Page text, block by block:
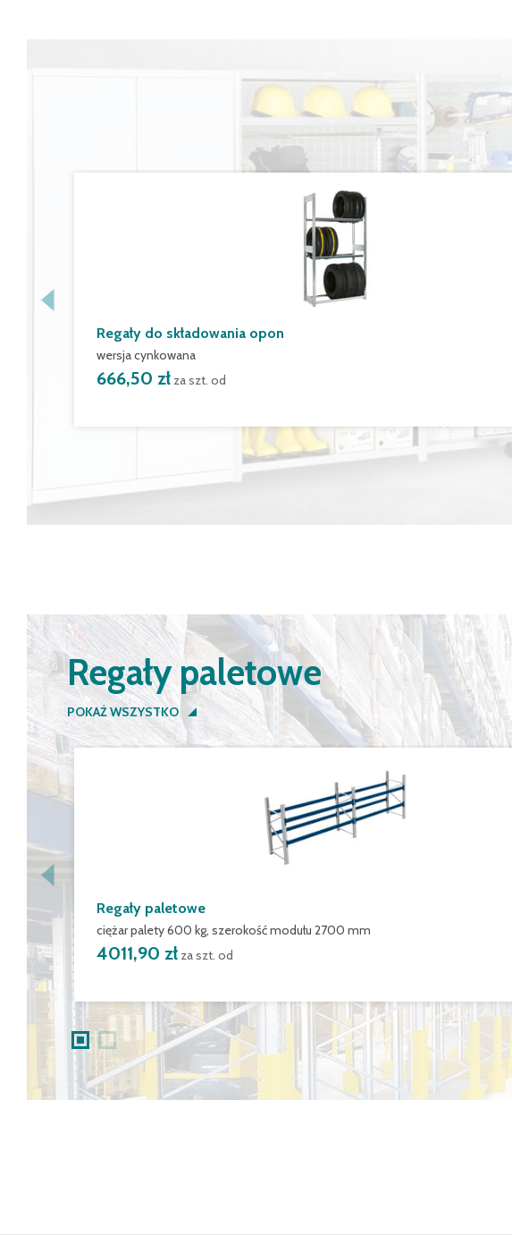
Regały do składowania opon
wersja cynkowana
666,50 zł za szt. od
Regały paletowe
POKAŻ WSZYSTKO
Regały paletowe
ciężar palety 600 kg, szerokość modułu 2700 mm
4011,90 zł za szt. od